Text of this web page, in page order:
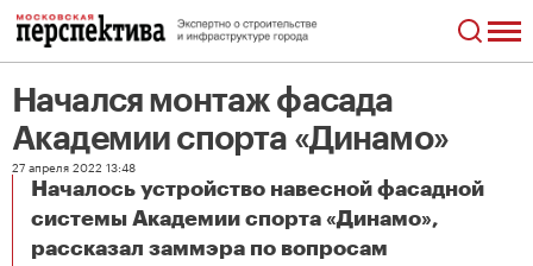
Начался монтаж фасада
Академии спорта «Динамо»
27 апреля 2022 13:48
Началось устройство навесной фасадной
системы Академии спорта «Динамо»,
рассказал заммэра по вопросам